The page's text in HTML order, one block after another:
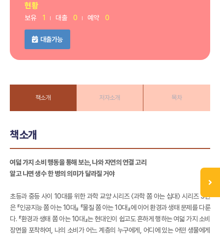
현황
보유 1 대출 0 예약 0
대출가능
책소개 저자소개 목차
책소개
여덟 가지 소비 행동을 통해 보는, 나와 자연의 연결 고리
알고 나면 생수 한 병의 의미가 달라질 거야
초등과 중등 사이 10대를 위한 과학 교양 시리즈 〈과학 쫌 아는 십대〉 시리즈 3권
은 『인공지능 쫌 아는 10대』 『물질 쫌 아는 10대』에 이어 환경과 생태 문제를 다룬
다. 『환경과 생태 쫌 아는 10대』는 현대인이 쉽고도 흔하게 행하는 여덟 가지 소비
장면을 포착하여, 나의 소비가 어느 계층의 누구에게, 어디에 있는 어떤 생물에게